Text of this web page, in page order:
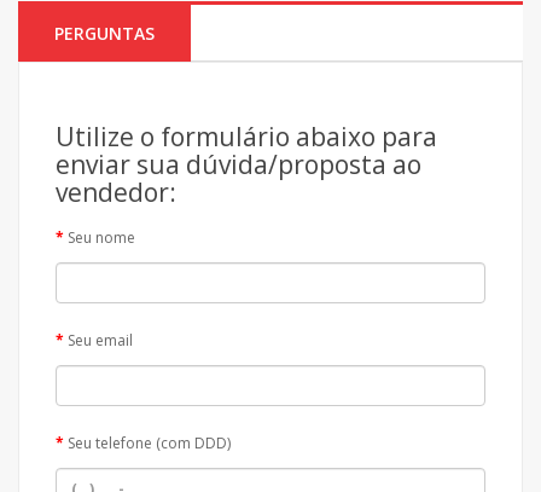
PERGUNTAS
Utilize o formulário abaixo para
enviar sua dúvida/proposta ao
vendedor:
Seu nome
Seu email
Seu telefone (com DDD)